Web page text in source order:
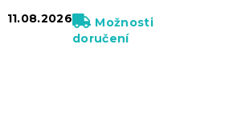
11.08.2026
Možnosti
doručení